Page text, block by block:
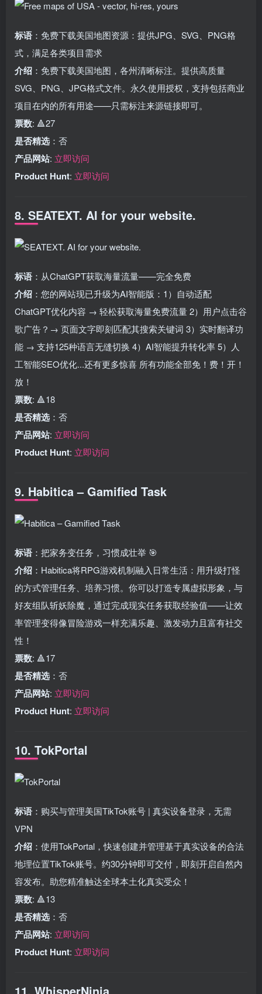
标语 ：免费下载美国地图资源：提供JPG、SVG、PNG格
式，满足各类项目需求
介绍 ：免费下载美国地图，各州清晰标注。提供高质量
SVG、PNG、JPG格式文件。永久使用授权，支持包括商业
项目在内的所有用途——只需标注来源链接即可。
票数: 🔺27
是否精选 ：否
产品网站: 立即访问
Product Hunt: 立即访问
8. SEATEXT. AI for your website.
标语 ：从ChatGPT获取海量流量——完全免费
介绍 ：您的网站现已升级为AI智能版：1）自动适配
ChatGPT优化内容 → 轻松获取海量免费流量 2）用户点击谷
歌广告？→ 页面文字即刻匹配其搜索关键词 3）实时翻译功
能 → 支持125种语言无缝切换 4）AI智能提升转化率 5）人
工智能SEO优化...还有更多惊喜 所有功能全部免！费！开！
放！
票数: 🔺18
是否精选 ：否
产品网站: 立即访问
Product Hunt: 立即访问
9. Habitica – Gamified Task
标语 ：把家务变任务，习惯成壮举 🎯
介绍 ：Habitica将RPG游戏机制融入日常生活：用升级打怪
的方式管理任务、培养习惯。你可以打造专属虚拟形象，与
好友组队斩妖除魔，通过完成现实任务获取经验值——让效
率管理变得像冒险游戏一样充满乐趣、激发动力且富有社交
性！
票数: 🔺17
是否精选 ：否
产品网站: 立即访问
Product Hunt: 立即访问
10. TokPortal
标语 ：购买与管理美国TikTok账号 | 真实设备登录，无需
VPN
介绍 ：使用TokPortal，快速创建并管理基于真实设备的合法
地理位置TikTok账号。约30分钟即可交付，即刻开启自然内
容发布。助您精准触达全球本土化真实受众！
票数: 🔺13
是否精选 ：否
产品网站: 立即访问
Product Hunt: 立即访问